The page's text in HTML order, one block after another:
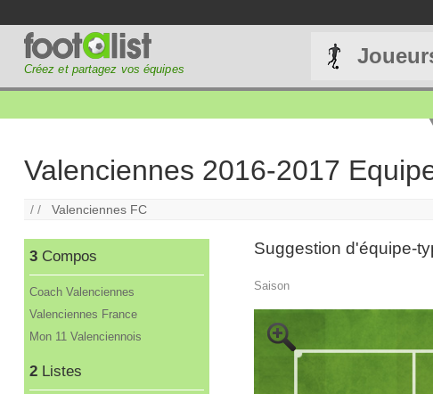
Créez et partagez vos équipes
Valenciennes 2016-2017
/ /Valenciennes FC
3 Compos
Coach Valenciennes
Valenciennes France
Mon 11 Valenciennois
2 Listes
Suggestion d'équipe-
Saison